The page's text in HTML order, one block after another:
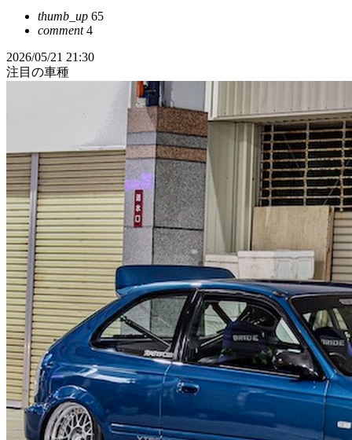
thumb_up 65
comment4
2026/05/21 21:30
注目の車種